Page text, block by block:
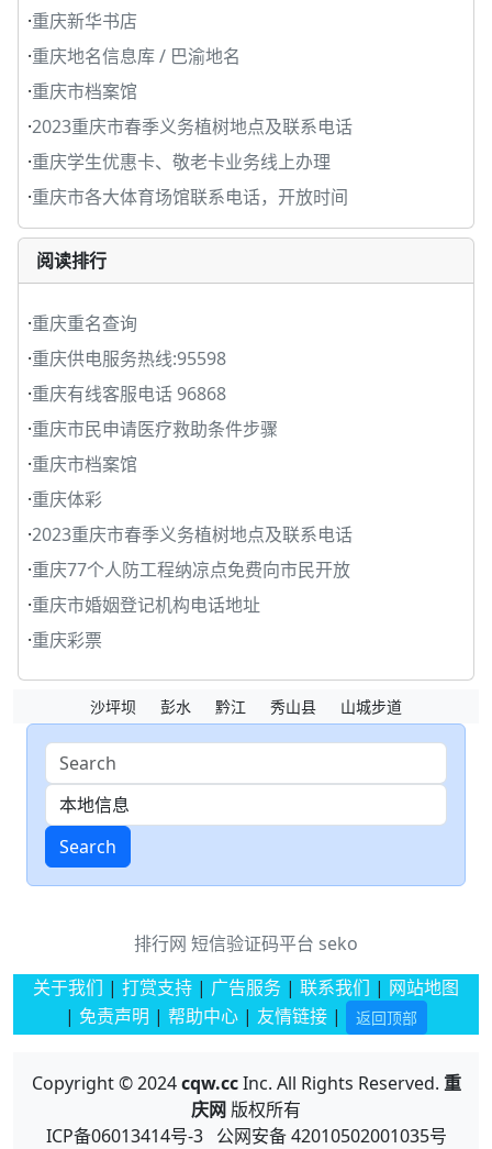
·重庆新华书店
·重庆地名信息库 / 巴渝地名
·重庆市档案馆
·2023重庆市春季义务植树地点及联系电话
·重庆学生优惠卡、敬老卡业务线上办理
·重庆市各大体育场馆联系电话，开放时间
阅读排行
·重庆重名查询
·重庆供电服务热线:95598
·重庆有线客服电话 96868
·重庆市民申请医疗救助条件步骤
·重庆市档案馆
·重庆体彩
·2023重庆市春季义务植树地点及联系电话
·重庆77个人防工程纳凉点免费向市民开放
·重庆市婚姻登记机构电话地址
·重庆彩票
沙坪坝 彭水 黔江 秀山县 山城步道
Search
排行网 短信验证码平台 seko
关于我们 | 打赏支持 | 广告服务 | 联系我们 | 网站地图
| 免责声明 | 帮助中心 | 友情链接 | 返回顶部
Copyright © 2024cqw.ccInc. All Rights Reserved. 重
庆网 版权所有
ICP备06013414号-3 公网安备 42010502001035号